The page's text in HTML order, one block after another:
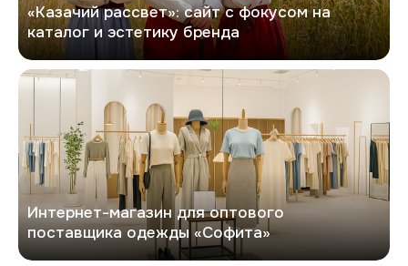
«Казачий рассвет»: сайт с фокусом на
каталог и эстетику бренда
Софита
Интернет-магазин для оптового
поставщика одежды «Софита»